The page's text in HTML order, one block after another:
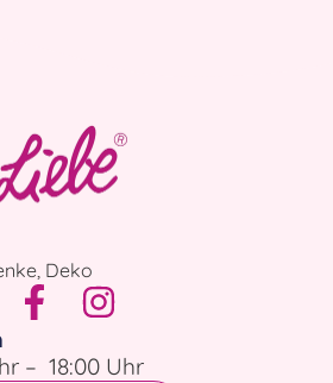
Deko
– 18:00 Uhr